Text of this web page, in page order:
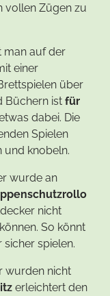
vollen Zügen zu
man auf der
einer
über
Büchern ist für
dabei. Die
Spielen
und knobeln.
wurde an
nicht
So könnt
spielen.
wurden nicht
erleichtert den